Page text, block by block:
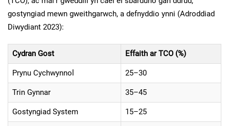
gostyngiad mewn gweithgarwch, a defnyddio ynni (Adroddiad
Diwydiant 2023):
Cydran Gost Effaith ar TCO (%)
Prynu Cychwynnol 25–30
Trin Gynnar 35–45
Gostyngiad System 15–25